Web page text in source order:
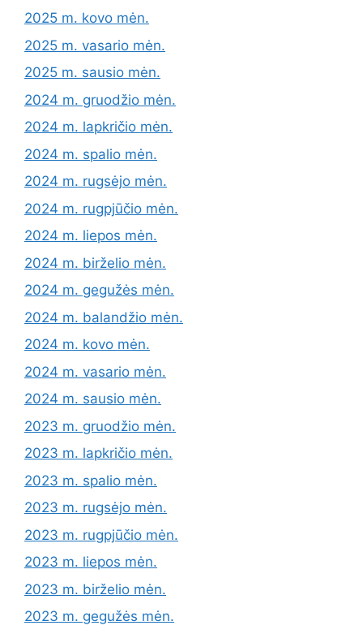
2025 m. kovo mėn.
2025 m. vasario mėn.
2025 m. sausio mėn.
2024 m. gruodžio mėn.
2024 m. lapkričio mėn.
2024 m. spalio mėn.
2024 m. rugsėjo mėn.
2024 m. rugpjūčio mėn.
2024 m. liepos mėn.
2024 m. birželio mėn.
2024 m. gegužės mėn.
2024 m. balandžio mėn.
2024 m. kovo mėn.
2024 m. vasario mėn.
2024 m. sausio mėn.
2023 m. gruodžio mėn.
2023 m. lapkričio mėn.
2023 m. spalio mėn.
2023 m. rugsėjo mėn.
2023 m. rugpjūčio mėn.
2023 m. liepos mėn.
2023 m. birželio mėn.
2023 m. gegužės mėn.